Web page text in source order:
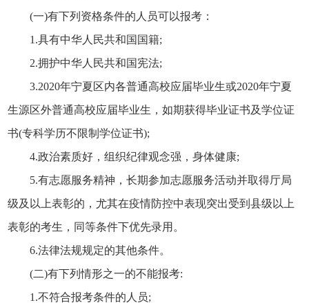
(一)有下列资格条件的人员可以报考：
1.具有中华人民共和国国籍;
2.拥护中华人民共和国宪法;
3.2020年宁夏区内各普通高校应届毕业生或2020年宁夏
生源区外普通高校应届毕业生，如期获得毕业证书及学位证
书(专科学历不限制学位证书);
4.政治素质好，组织纪律观念强，身体健康;
5.有志愿服务精神，长期参加志愿服务活动并取得厅局
级及以上表彰的，尤其在疫情防控中表现突出受到县级以上
表彰的考生，同等条件下优先录用。
6.法律法规规定的其他条件。
(二)有下列情形之一的不能报考:
1.不符合报考条件的人员;